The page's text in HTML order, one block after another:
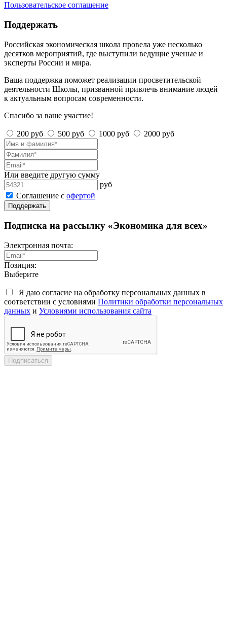
Пользовательское соглашение
Поддержать
Российская экономическая школа провела уже несколько
десятков мероприятий, где выступили ведущие ученые и
эксперты России и мира.
Ваша поддержка поможет реализации просветительской
деятельности Школы, призванной привлечь внимание людей
к актуальным вопросам современности.
Спасибо за ваше участие!
200 руб 500 руб 1000 руб 2000 руб
Или введите другую сумму
руб
Соглашение с офертой
Поддержать
Подписка на рассылку «Экономика для всех»
Электронная почта:
Позиция:
Выберите
Я даю согласие на обработку персональных данных в
соответствии с условиями Политики обработки персональных
данных и Условиями использования сайта
Подписаться